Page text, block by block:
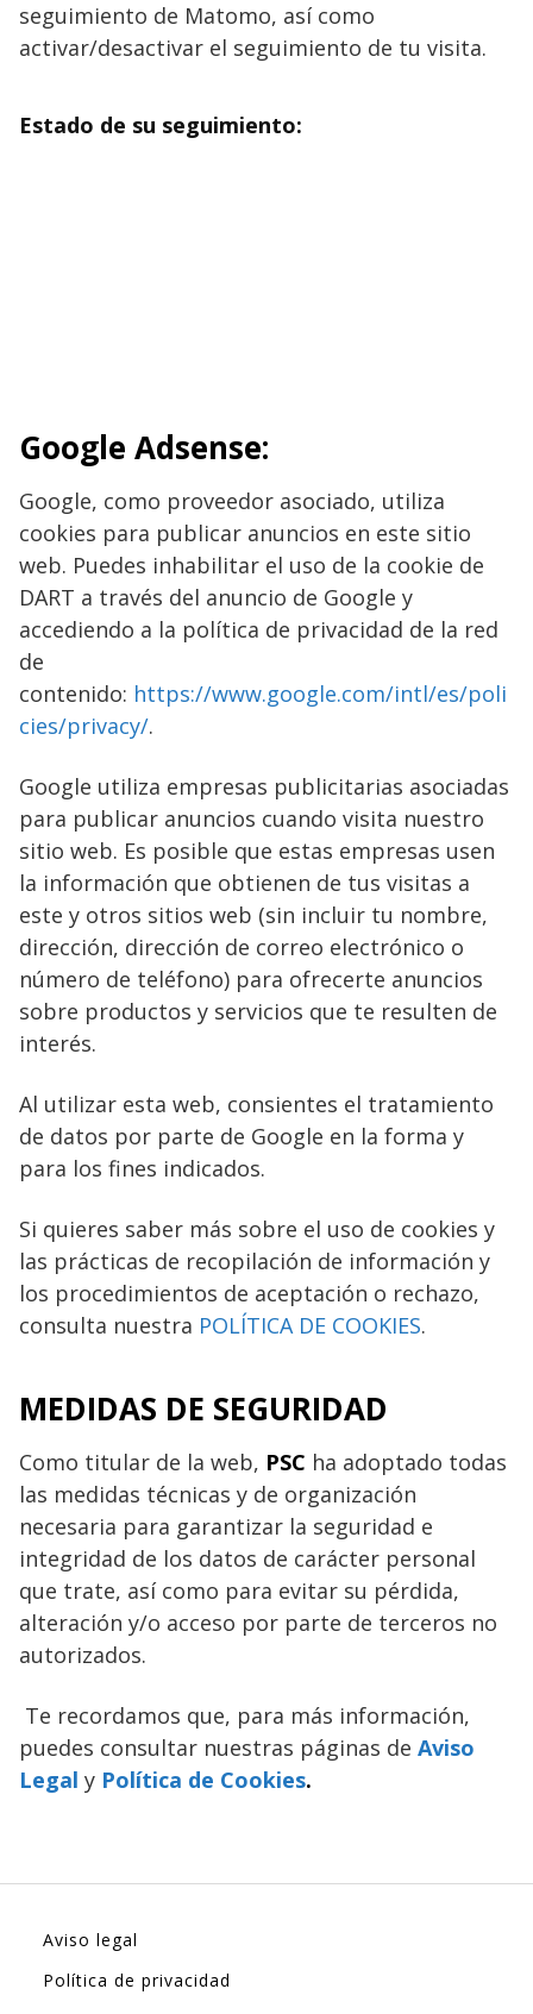
seguimiento de Matomo, así como
activar/desactivar el seguimiento de tu visita.
Estado de su seguimiento:
Google Adsense:
Google, como proveedor asociado, utiliza
cookies para publicar anuncios en este sitio
web. Puedes inhabilitar el uso de la cookie de
DART a través del anuncio de Google y
accediendo a la política de privacidad de la red
de
contenido: https://www.google.com/intl/es/poli
cies/privacy/.
Google utiliza empresas publicitarias asociadas
para publicar anuncios cuando visita nuestro
sitio web. Es posible que estas empresas usen
la información que obtienen de tus visitas a
este y otros sitios web (sin incluir tu nombre,
dirección, dirección de correo electrónico o
número de teléfono) para ofrecerte anuncios
sobre productos y servicios que te resulten de
interés.
Al utilizar esta web, consientes el tratamiento
de datos por parte de Google en la forma y
para los fines indicados.
Si quieres saber más sobre el uso de cookies y
las prácticas de recopilación de información y
los procedimientos de aceptación o rechazo,
consulta nuestra POLÍTICA DE COOKIES.
MEDIDAS DE SEGURIDAD
Como titular de la web, PSC ha adoptado todas
las medidas técnicas y de organización
necesaria para garantizar la seguridad e
integridad de los datos de carácter personal
que trate, así como para evitar su pérdida,
alteración y/o acceso por parte de terceros no
autorizados.
Te recordamos que, para más información,
puedes consultar nuestras páginas de Aviso
Legal y Política de Cookies.
Aviso legal
Política de privacidad